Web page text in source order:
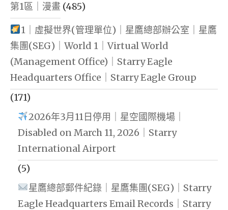
第1區｜漫畫 (485)
1｜虛擬世界(管理單位)｜星鷹總部辦公室｜星鷹
集團(SEG)｜World 1｜Virtual World
(Management Office)｜Starry Eagle
Headquarters Office｜Starry Eagle Group
(171)
2026年3月11日停用｜星空國際機場｜
Disabled on March 11, 2026｜Starry
International Airport
(5)
星鷹總部郵件紀錄｜星鷹集團(SEG)｜Starry
Eagle Headquarters Email Records｜Starry